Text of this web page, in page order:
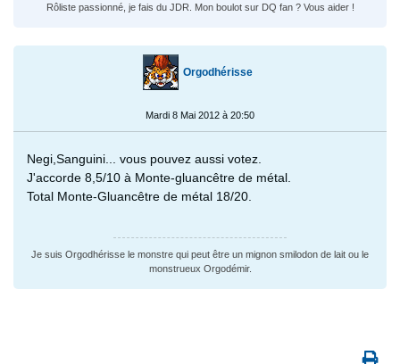
Rôliste passionné, je fais du JDR. Mon boulot sur DQ fan ? Vous aider !
Orgodhérisse
Mardi 8 Mai 2012 à 20:50
Negi,Sanguini... vous pouvez aussi votez.
J'accorde 8,5/10 à Monte-gluancêtre de métal.
Total Monte-Gluancêtre de métal 18/20.
Je suis Orgodhérisse le monstre qui peut être un mignon smilodon de lait ou le
monstrueux Orgodémir.